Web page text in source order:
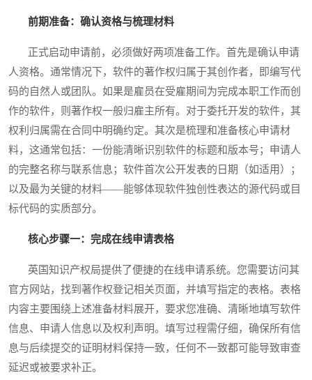
前期准备：确认资格与梳理材料
正式启动申请前，必须做好两项准备工作。首先是确认申请
人资格。通常情况下，软件的著作权归属于其创作者，即编写代
码的自然人或团队。如果是雇员在受雇期间为完成本职工作而创
作的软件，则著作权一般归雇主所有。对于委托开发的软件，其
权利归属需在合同中明确约定。其次是梳理和准备核心申请材
料，这通常包括：一份能清晰识别软件的标题和版本号；申请人
的完整名称与联系信息；软件首次公开发表的日期（如适用）；
以及最为关键的材料——能够体现软件独创性表达的源代码或目
标代码的实质部分。
核心步骤一：完成在线申请表格
英国知识产权局提供了便捷的在线申请系统。您需要访问其
官方网站，找到著作权登记相关页面，并填写指定的表格。表格
内容主要围绕上述准备材料展开，要求您准确、清晰地填写软件
信息、申请人信息以及权利声明。填写过程需仔细，确保所有信
息与后续提交的证明材料保持一致，任何不一致都可能导致审查
延迟或被要求补正。